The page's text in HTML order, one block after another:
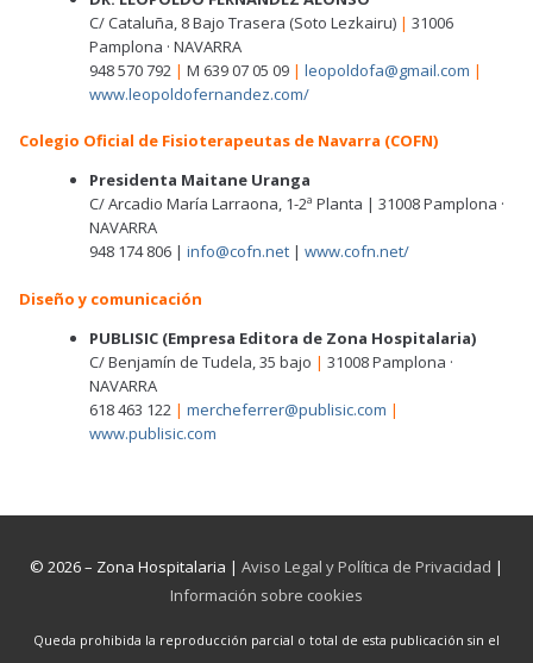
C/ Cataluña, 8 Bajo Trasera (Soto Lezkairu) | 31006
Pamplona · NAVARRA
948 570 792 | M 639 07 05 09 | leopoldofa@gmail.com |
www.leopoldofernandez.com/
Colegio Oficial de Fisioterapeutas de Navarra (COFN)
Presidenta Maitane Uranga
C/ Arcadio María Larraona, 1-2ª Planta | 31008 Pamplona ·
NAVARRA
948 174 806 | info@cofn.net| www.cofn.net/
Diseño y comunicación
PUBLISIC (Empresa Editora de Zona Hospitalaria)
C/ Benjamín de Tudela, 35 bajo | 31008 Pamplona ·
NAVARRA
618 463 122 | mercheferrer@publisic.com |
www.publisic.com
© 2026 – Zona Hospitalaria | Aviso Legal y Política de Privacidad |
Información sobre cookies
Queda prohibida la reproducción parcial o total de esta publicación sin el